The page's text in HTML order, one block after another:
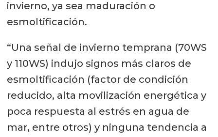
invierno, ya sea maduración o
esmoltificación.
“Una señal de invierno temprana (70WS
y 110WS) indujo signos más claros de
esmoltificación (factor de condición
reducido, alta movilización energética y
poca respuesta al estrés en agua de
mar, entre otros) y ninguna tendencia a